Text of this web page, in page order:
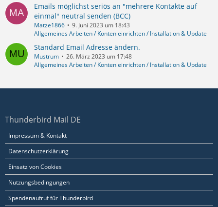
Emails möglichst seriös an "mehrere Kontakte auf
einmal" neutral senden (BCC)
Matze1866
9. Juni 2023 um 18:43
Allgemeines Arbeiten / Konten einrichten / Installation & Update
Standard Email Adresse ändern.
Mustrum
26. März 2023 um 17:48
Allgemeines Arbeiten / Konten einrichten / Installation & Update
Thunderbird Mail DE
Impressum & Kontakt
Datenschutzerklärung
Einsatz von Cookies
Nutzungsbedingungen
Spendenaufruf für Thunderbird